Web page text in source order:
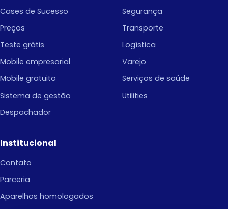
Cases de Sucesso
Preços
Teste grátis
Mobile empresarial
Mobile gratuito
Sistema de gestão
Despachador
Segurança
Transporte
Logística
Varejo
Serviços de saúde
Utilities
Institucional
Contato
Parceria
Aparelhos homologados